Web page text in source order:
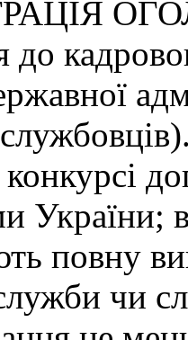
до
України;
повну
чи